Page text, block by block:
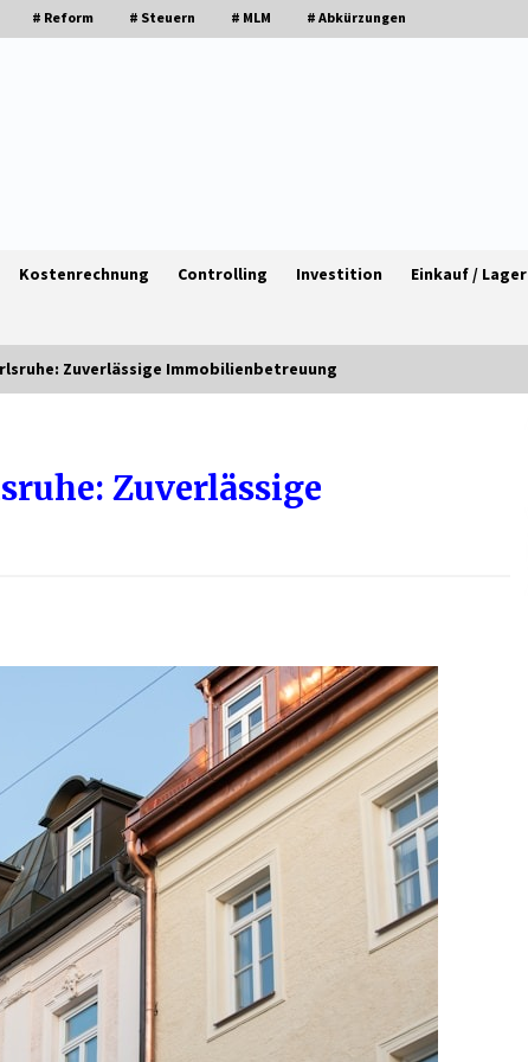
# Reform # Steuern # MLM # Abkürzungen
Kostenrechnung Controlling Investition Einkauf / Lager
Faktoren die Produktionsqualität
beeinflussen
Schuldnerberatung: So gewinnen
Sie wieder Kontrolle über Ihre
Finanzen
3 Monaten ago
Kündigungsschutzklage: Was
Arbeitnehmer nach einer
Kündigung wissen sollten
5 Monaten ago
Zuverlässige Immobilienbetreuung
Zuverlässige